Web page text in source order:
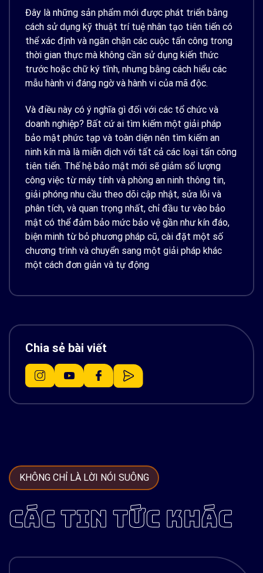
Đây là những sản phẩm mới được phát triển bằng
cách sử dụng kỹ thuật trí tuệ nhân tạo tiên tiến có
thể xác định và ngăn chặn các cuộc tấn công trong
thời gian thực mà không cần sử dụng kiến ​​thức
trước hoặc chữ ký tĩnh, nhưng bằng cách hiểu các
mẫu hành vi đáng ngờ và hành vi của mã độc.
Và điều này có ý nghĩa gì đối với các tổ chức và
doanh nghiệp? Bất cứ ai tìm kiếm một giải pháp
bảo mật phức tạp và toàn diện nên tìm kiếm an
ninh kín mà là miễn dịch với tất cả các loại tấn công
tiên tiến. Thế hệ bảo mật mới sẽ giảm số lượng
công việc từ máy tính và phòng an ninh thông tin,
giải phóng nhu cầu theo dõi cập nhật, sửa lỗi và
phân tích, và quan trọng nhất, chỉ đầu tư vào bảo
mật có thể đảm bảo mức bảo vệ gần như kín đáo,
biện minh từ bỏ phương pháp cũ, cài đặt một số
chương trình và chuyển sang một giải pháp khác
một cách đơn giản và tự động
Chia sẻ bài viết
KHÔNG CHỈ LÀ LỜI NÓI SUÔNG
CÁC TIN TỨC KHÁC